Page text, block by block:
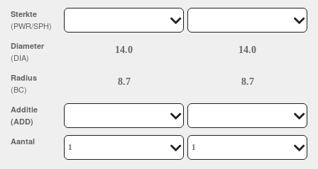
Sterkte
(PWR/SPH)
Diameter
(DIA)
Radius
(BC)
Additie
(ADD)
Aantal